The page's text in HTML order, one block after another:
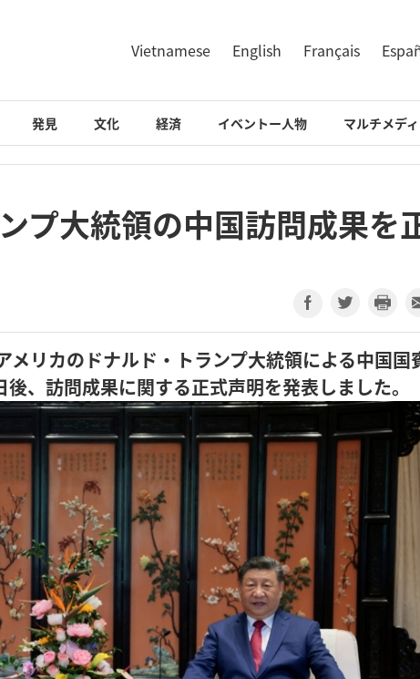
Vietnamese English Français
発見 文化 経済 イベントー人物 マルチメデ
プ大統領の中国訪問成果を
リカのドナルド・トランプ大統領による中国国
、訪問成果に関する正式声明を発表しました。